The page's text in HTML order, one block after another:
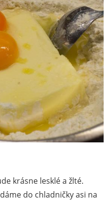
krásne lesklé a žlté.
do chladničky asi na